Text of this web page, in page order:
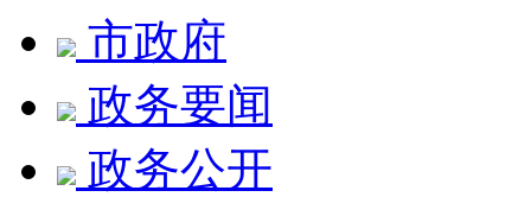
市政府
政务要闻
政务公开